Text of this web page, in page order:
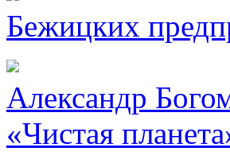
Бежицких
Александр
«Чистая